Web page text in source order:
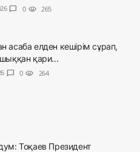
chat_bubble 0 visibility 265
асаба елден кешірім сұрап,
қари...
chat_bubble 0 visibility 264
Тоқаев Президент